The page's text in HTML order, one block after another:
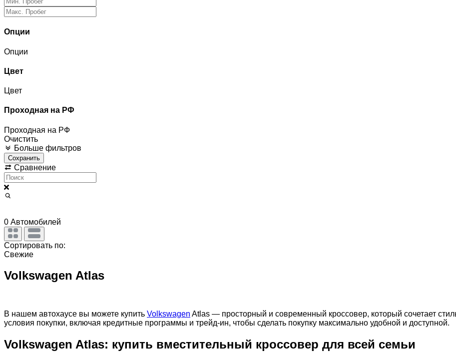
Опции
Опции
Цвет
Цвет
Проходная на РФ
Проходная на РФ
Очистить
Больше фильтров
Сохранить
Сравнение
0 Автомобилей
Сортировать по:
Свежие
Volkswagen Atlas
В нашем автохаусе вы можете купить Volkswagen Atlas — просторный и современный кроссовер, который сочетает
условия покупки, включая кредитные программы и трейд-ин, чтобы сделать покупку максимально удобной и доступной.
Volkswagen Atlas: купить вместительный кроссовер для всей семьи